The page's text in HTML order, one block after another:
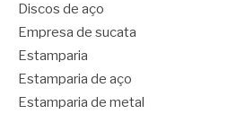
Discos de aço
Empresa de sucata
Estamparia
Estamparia de aço
Estamparia de metal